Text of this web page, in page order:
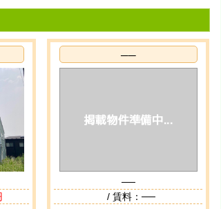
──
──
/ 賃料：──